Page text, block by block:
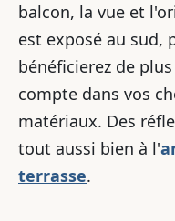
balcon, la vue et
est exposé au sud,
bénéficierez de
compte dans vos
matériaux. Des
tout aussi bien à l'
terrasse.